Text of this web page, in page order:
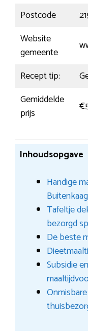
Postcode
Website
gemeente
Recept tip:
Gemiddelde
prijs
Inhoudsopgave
Handige
Buitenkaag
Tafeltje
bezorgd
De beste
Subsidie